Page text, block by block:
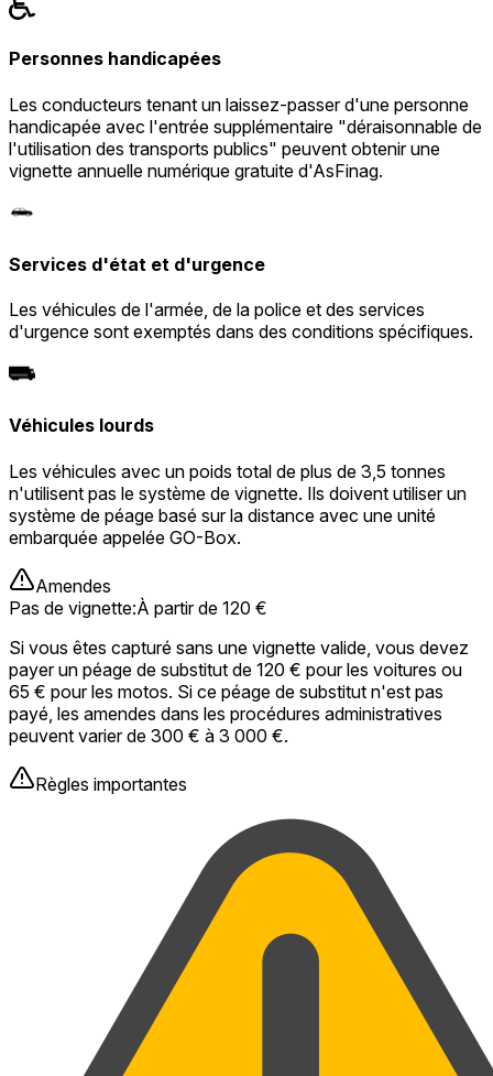
Personnes handicapées
Les conducteurs tenant un laissez-passer d'une personne
handicapée avec l'entrée supplémentaire "déraisonnable de
l'utilisation des transports publics" peuvent obtenir une
vignette annuelle numérique gratuite d'AsFinag.
Services d'état et d'urgence
Les véhicules de l'armée, de la police et des services
d'urgence sont exemptés dans des conditions spécifiques.
Véhicules lourds
Les véhicules avec un poids total de plus de 3,5 tonnes
n'utilisent pas le système de vignette. Ils doivent utiliser un
système de péage basé sur la distance avec une unité
embarquée appelée GO-Box.
Amendes
Pas de vignette:À partir de 120 €
Si vous êtes capturé sans une vignette valide, vous devez
payer un péage de substitut de 120 € pour les voitures ou
65 € pour les motos. Si ce péage de substitut n'est pas
payé, les amendes dans les procédures administratives
peuvent varier de 300 € à 3 000 €.
Règles importantes